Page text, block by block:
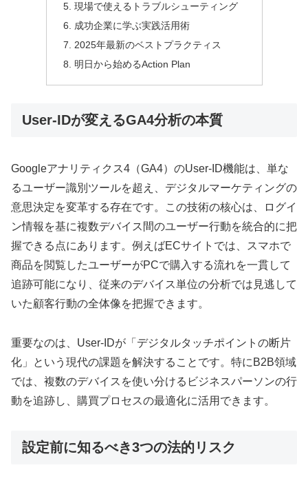
現場で使えるトラブルシューティング
成功企業に学ぶ実践活用術
2025年最新のベストプラクティス
明日から始めるAction Plan
User-IDが変えるGA4分析の本質
Googleアナリティクス4（GA4）のUser-ID機能は、単な
るユーザー識別ツールを超え、デジタルマーケティングの
意思決定を変革する存在です。この技術の核心は、ログイ
ン情報を基に複数デバイス間のユーザー行動を統合的に把
握できる点にあります。例えばECサイトでは、スマホで
商品を閲覧したユーザーがPCで購入する流れを一貫して
追跡可能になり、従来のデバイス単位の分析では見逃して
いた顧客行動の全体像を把握できます。
重要なのは、User-IDが「デジタルタッチポイントの断片
化」という現代の課題を解決することです。特にB2B領域
では、複数のデバイスを使い分けるビジネスパーソンの行
動を追跡し、購買プロセスの最適化に活用できます。
設定前に知るべき3つの法的リスク